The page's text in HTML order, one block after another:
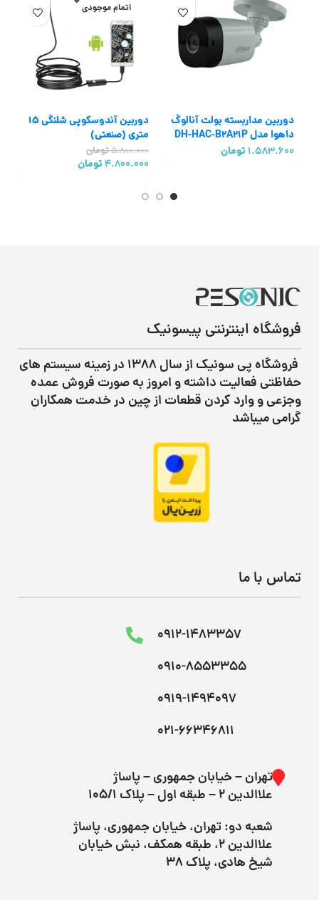
دوربین مداربسته بولت آنالوگ
داهوا مدل DH-HAC-B2A21P
1.583.600تومان
اتمام موجودی
دوربین آندوسکوپی شلنگی 15
متری (صنعتی)
5.800.000تومان
4.800.000تومان
فروشگاه اینترنتی پیسونیک
فروشگاه پی سونیک از سال ۱۳۸۸ در زمینه سیستم های
حفاظتی فعالیت داشته و امروز به صورت فروش عمده
وجزعی و وارد کردن قطعات از چین در خدمت همکاران
گرامی میباشد
تماس با ما
0912-1483357
0910-8553355
0919-1494097
021-66346811
تهران – خیابان جمهوری – پاساژ
علاالدین ۲ – طبقه اول – پلاک 105/1
شعبه دو: تهران، خیابان جمهوری، پاساژ
علاالدین ۲، طبقه همکف، نبش خیابان
شیخ هادی، پلاک 38